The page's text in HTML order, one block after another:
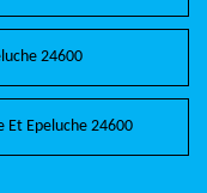
24600
Et Epeluche 24600